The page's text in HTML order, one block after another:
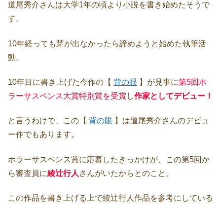
道尾秀介さんは大学1年の頃より小説を書き始めたそうで
す。
10年経っても芽が出なかったら諦めようと始めた執筆活
動。
10年目に書き上げた今作の【 背の眼 】が見事に第5回ホ
ラーサスペンス大賞特別賞を受賞 し作家としてデビュー！
と言うわけで、この【 背の眼 】は道尾秀介さんのデビュ
ー作でもあります。
ホラーサスペンス賞に応募したきっかけが、この第5回か
ら審査員に綾辻行人 さんがいたからとのこと。
この作品を書き上げる上で綾辻行人作品を参考にしている